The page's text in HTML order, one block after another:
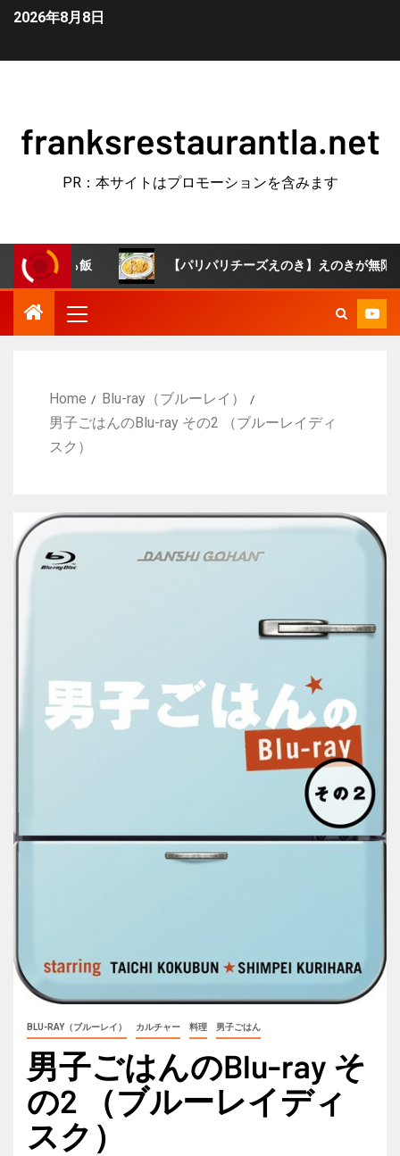
2026年8月8日
franksrestaurantla.net
PR：本サイトはプロモーションを含みます
【パリパリチーズえのき】えのきが無限おつまみに
Home
Blu-ray（ブルーレイ）
男子ごはんのBlu-ray その2 （ブルーレイディ
スク）
BLU-RAY（ブルーレイ） カルチャー 料理 男子ごはん
男子ごはんのBlu-ray そ
の2 （ブルーレイディ
スク）